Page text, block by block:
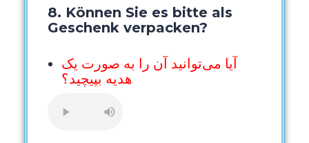
8. Können Sie es bitte als
Geschenk verpacken?
آیا می‌توانید آن را به صورت یک
هدیه بپیچید؟